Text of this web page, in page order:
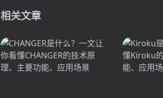
相关文章